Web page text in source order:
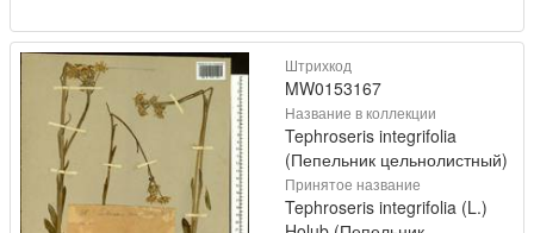
Штрихкод
MW0153167
Название в коллекции
Tephroseris integrifolia
(Пепельник цельнолистный)
Принятое название
Tephroseris integrifolia (L.)